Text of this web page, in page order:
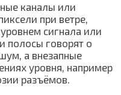
каналы или
при ветре,
сигнала или
полосы говорят о
а внезапные
уровня, например
разъёмов.